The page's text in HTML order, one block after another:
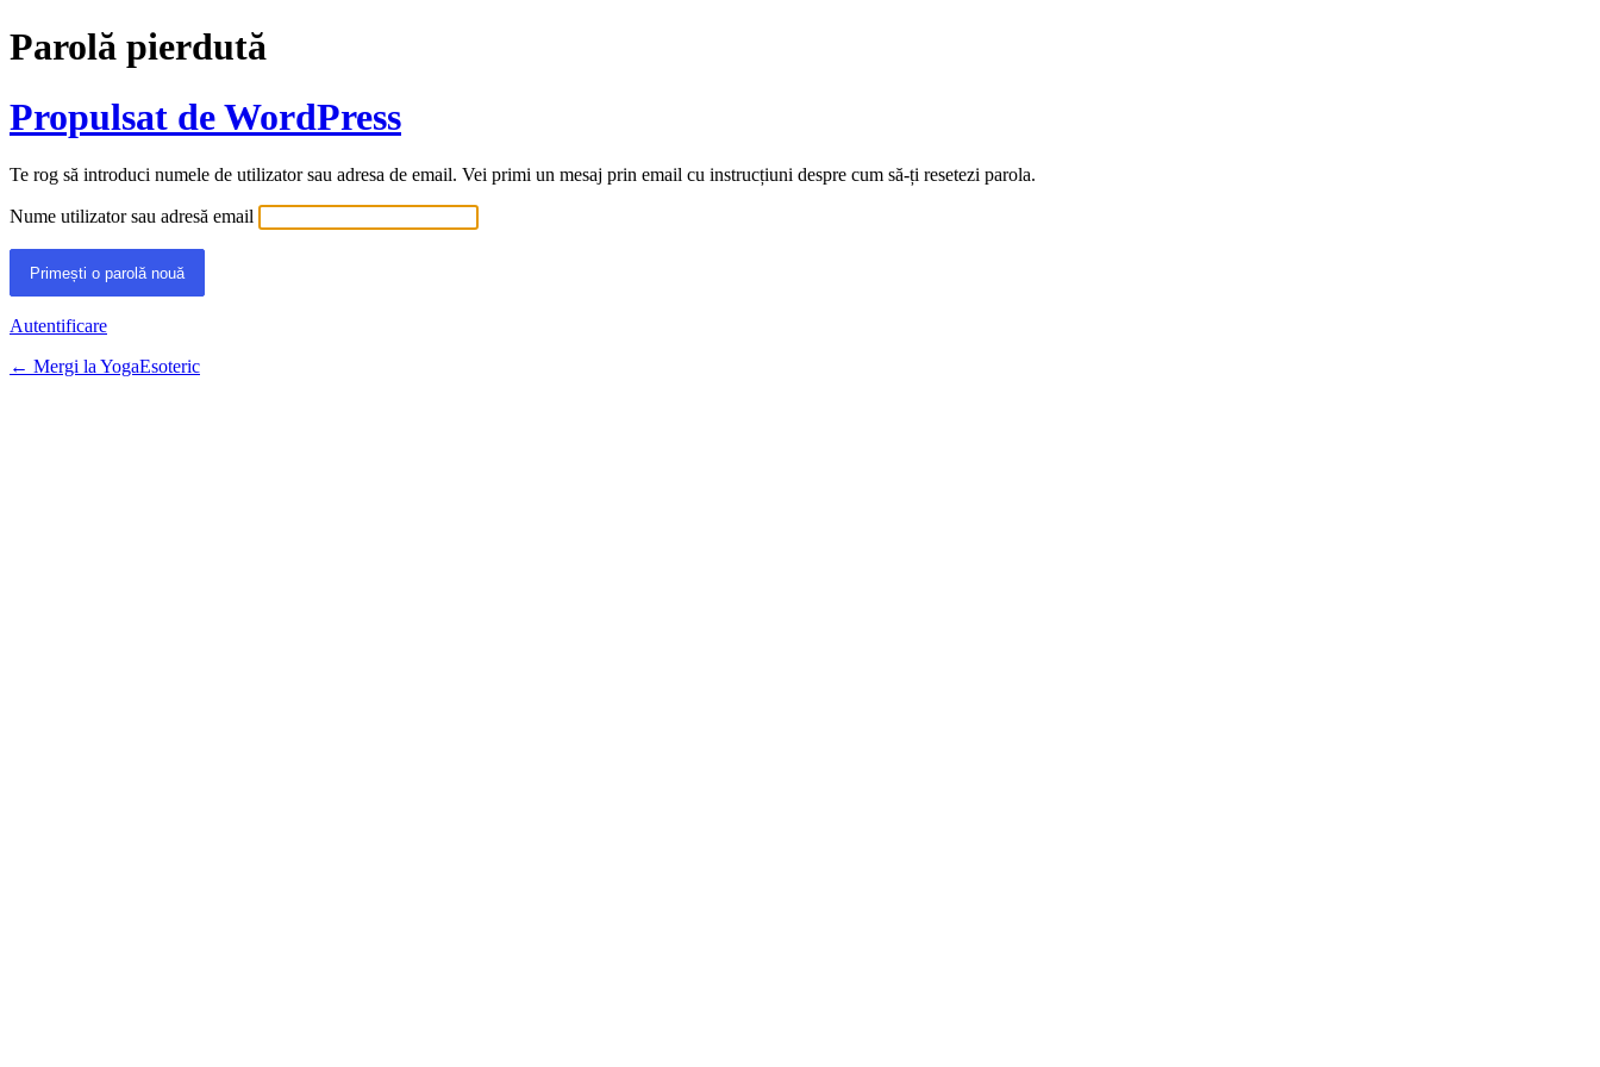
Parolă pierdută
Propulsat de WordPress
Te rog să introduci numele de utilizator sau adresa de email. Vei primi un mesaj prin email cu instrucțiuni despre cum să-ți resetezi parola.
Nume utilizator sau adresă email
Autentificare
← Mergi la YogaEsoteric